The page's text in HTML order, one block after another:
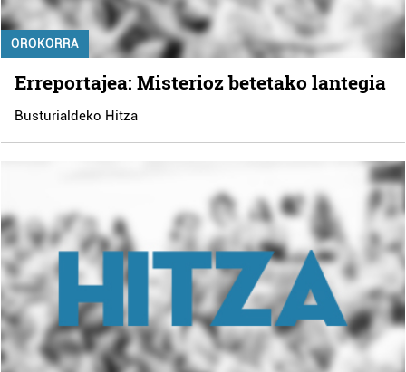
OROKORRA
Erreportajea: Misterioz betetako lantegia
Busturialdeko Hitza